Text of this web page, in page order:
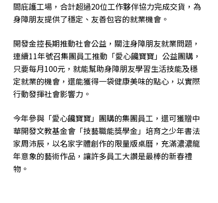
間庇護工場，合計超過20位工作夥伴協力完成交貨，為
身障朋友提供了穩定、友善包容的就業機會。
開發金控長期推動社會公益，關注身障朋友就業問題，
連續11年號召集團員工推動「愛心饞寶寶」公益團購，
只要每月100元，就能幫助身障朋友學習生活技能及穩
定就業的機會，還能獲得一袋健康美味的點心，以實際
行動發揮社會影響力。
今年參與「愛心饞寶寶」團購的集團員工，還可獲贈中
華開發文教基金會「技藝職能獎學金」培育之少年書法
家周沛辰，以名家字體創作的限量版桌曆，充滿濃濃龍
年意象的藝術作品，讓許多員工大讚是最棒的新春禮
物。